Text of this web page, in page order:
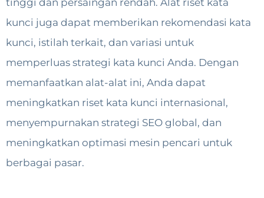
tinggi dan persaingan rendah. Alat riset kata
kunci juga dapat memberikan rekomendasi kata
kunci, istilah terkait, dan variasi untuk
memperluas strategi kata kunci Anda. Dengan
memanfaatkan alat-alat ini, Anda dapat
meningkatkan riset kata kunci internasional,
menyempurnakan strategi SEO global, dan
meningkatkan optimasi mesin pencari untuk
berbagai pasar.